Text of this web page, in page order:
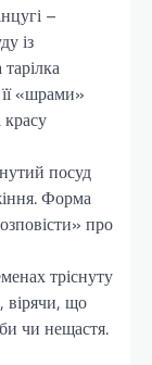
–
із
«шрами»
красу
посуд
Форма
про
тріснуту
вірячи, що
чи нещастя.